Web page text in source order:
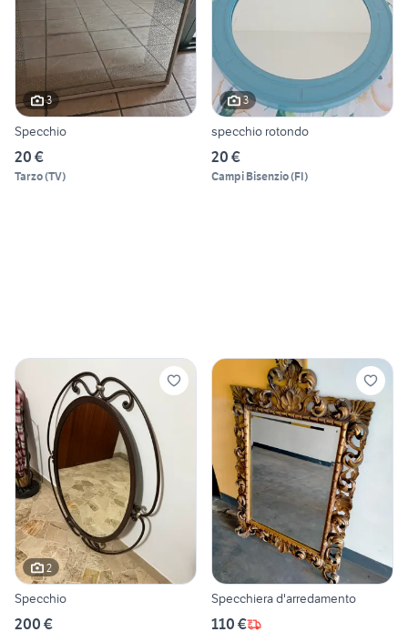
3
Specchio
20 €
Tarzo(TV)
3
specchio rotondo
20 €
Campi Bisenzio(FI)
2
Specchio
200 €
Specchiera d'arredamento
110 €